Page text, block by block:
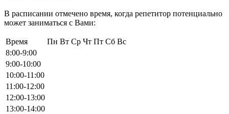
В расписании отмечено время, когда репетитор потенциально
может заниматься с Вами:
Время Пн Вт Ср Чт Пт Сб Вс
8:00-9:00
9:00-10:00
10:00-11:00
11:00-12:00
12:00-13:00
13:00-14:00